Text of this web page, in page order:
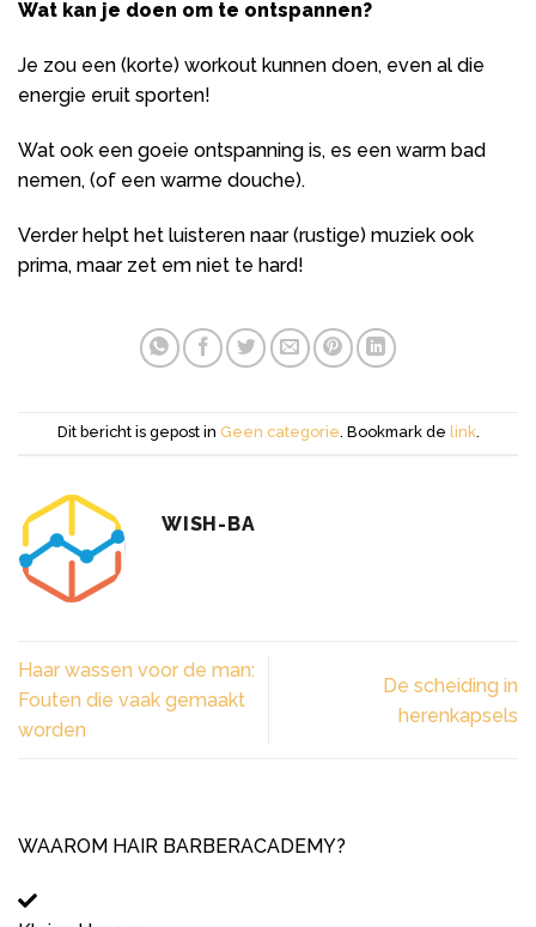
Wat kan je doen om te ontspannen?
Je zou een (korte) workout kunnen doen, even al die
energie eruit sporten!
Wat ook een goeie ontspanning is, es een warm bad
nemen, (of een warme douche).
Verder helpt het luisteren naar (rustige) muziek ook
prima, maar zet em niet te hard!
Dit bericht is gepost in Geen categorie. Bookmark de link.
WISH-BA
Haar wassen voor de man:
Fouten die vaak gemaakt
worden
De scheiding in
herenkapsels
WAAROM HAIR BARBERACADEMY?